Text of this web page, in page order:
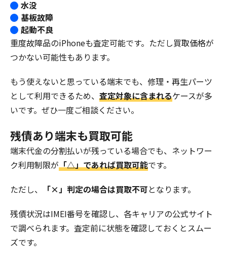
水没
基板故障
起動不良
重度故障品のiPhoneも査定可能です。ただし買取価格が
つかない可能性もあります。
もう使えないと思っている端末でも、修理・再生パーツ
として利用できるため、 査定対象に含まれるケースが多
いです。ぜひ一度ご相談ください。
残債あり端末も買取可能
端末代金の分割払いが残っている場合でも、ネットワー
ク利用制限が「△」であれば買取可能です。
ただし、
「×」判定の場合は買取不可となります。
残債状況はIMEI番号を確認し、各キャリアの公式サイト
で調べられます。査定前に状態を確認しておくとスムー
ズです。